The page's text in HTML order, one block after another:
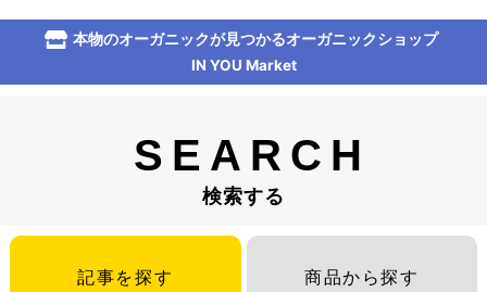
本物のオーガニックが見つかるオーガニックショップ
IN YOU Market
SEARCH
検索する
記事を探す 商品から探す